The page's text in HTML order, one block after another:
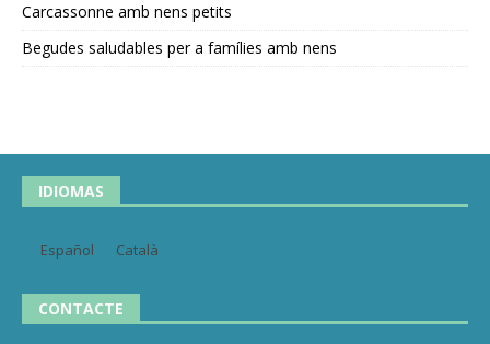
Carcassonne amb nens petits
Begudes saludables per a famílies amb nens
IDIOMAS
Español Català
CONTACTE